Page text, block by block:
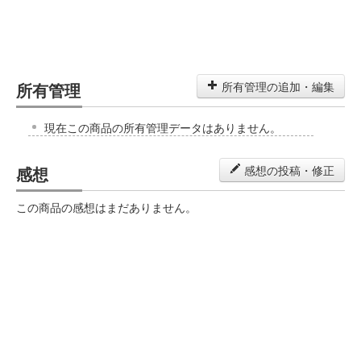
所有管理 所有管理の追加・編集
現在この商品の所有管理データはありません。
感想 感想の投稿・修正
この商品の感想はまだありません。